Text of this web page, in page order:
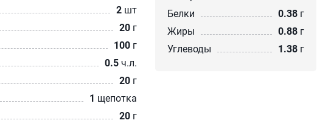
2 шт
20 г
100 г
0.5ч.л.
20 г
1 щепотка
20 г
Белки
0.38 г
Жиры
0.88 г
Углеводы
1.38 г